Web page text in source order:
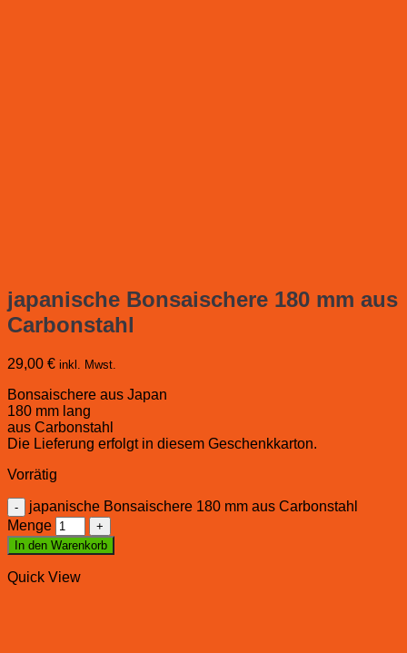
japanische Bonsaischere 180 mm aus
Carbonstahl
29,00 € inkl. Mwst.
Bonsaischere aus Japan
180 mm lang
aus Carbonstahl
Die Lieferung erfolgt in diesem Geschenkkarton.
Vorrätig
japanische Bonsaischere 180 mm aus Carbonstahl
Menge
In den Warenkorb
Quick View